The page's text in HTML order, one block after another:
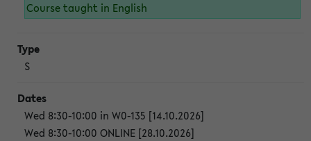
Course taught in English
S
Wed 8:30-10:00 in W0-135 [14.10.2026]
Wed 8:30-10:00 ONLINE [28.10.2026]